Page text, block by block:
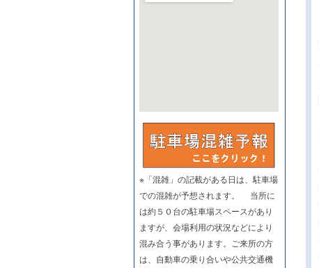
※「混雑」の記載がある日は、駐車場
での混雑が予想されます。 当所に
は約５０台の駐車場スペースがあり
ますが、会場利用の状況などにより
混み合う事があります。ご来所の方
は、自動車の乗り合いや公共交通機